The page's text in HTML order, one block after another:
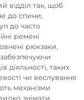
відділ так, щоб
до спини,
до часто
ремені
рюкзаки,
діяльності, таких
чи веслування
механізми
знімати